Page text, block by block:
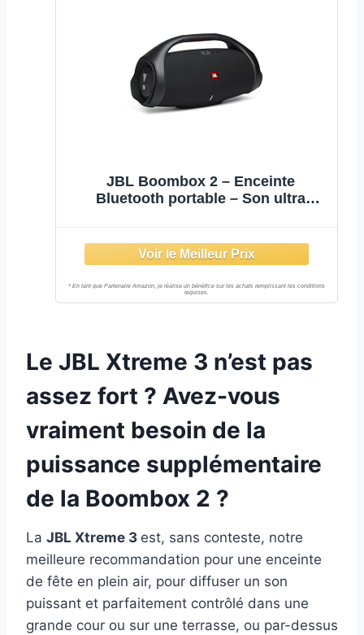
JBL Boombox 2 – Enceinte
Bluetooth portable – Son ultra
Étanche pour piscine & plage – Noir
Le JBL Xtreme 3 n’est pas
assez fort ? Avez-vous
vraiment besoin de la
puissance supplémentaire
de la Boombox 2 ?
La JBL Xtreme 3 est, sans conteste, notre
meilleure recommandation pour une enceinte
de fête en plein air, pour diffuser un son
puissant et parfaitement contrôlé dans une
grande cour ou sur une terrasse, ou par-dessus